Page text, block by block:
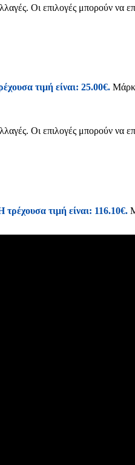
Οι επιλογές μπορούν να
τιμή είναι: 25.00€.
Οι επιλογές μπορούν να
τρέχουσα τιμή είναι: 116.10€.